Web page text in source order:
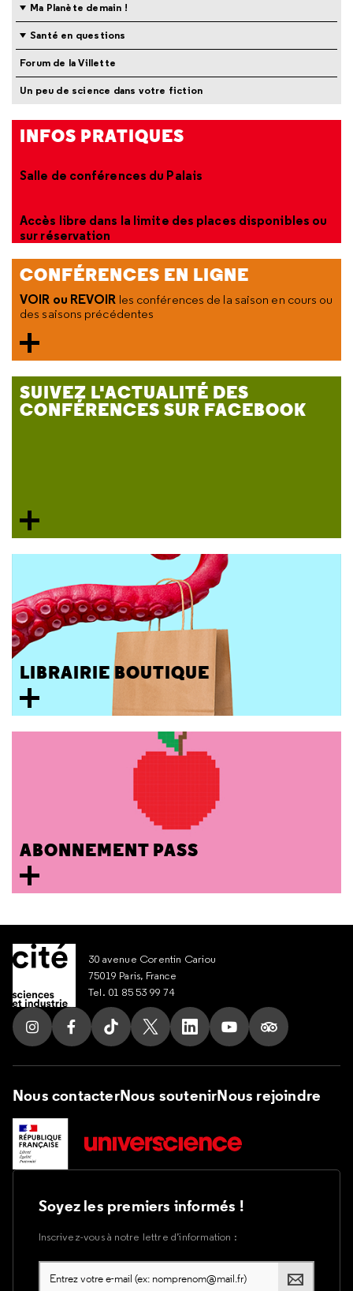
Ma Planète demain !
Santé en questions
Forum de la Villette
Un peu de science dans votre fiction
INFOS PRATIQUES
Salle de conférences du Palais
Accès libre dans la limite des places disponibles ou
sur réservation
CONFÉRENCES EN LIGNE
VOIR ou REVOIR les conférences de la saison en cours ou
des saisons précédentes
SUIVEZ L'ACTUALITÉ DES
CONFÉRENCES SUR FACEBOOK
LIBRAIRIE BOUTIQUE
ABONNEMENT PASS
30 avenue Corentin Cariou
75019 Paris, France
Tel. 01 85 53 99 74
Suivez nous sur Instagram
Suivez nous sur Facebook
Suivez nous sur Tik Tok
Suivez nous sur X
Suivez nous sur LinkedIn
Suivez nous sur
Suivez nous
Nous contacterNous soutenirNous rejoindre
Soyez les premiers informés !
Inscrivez-vous à notre lettre d’information :